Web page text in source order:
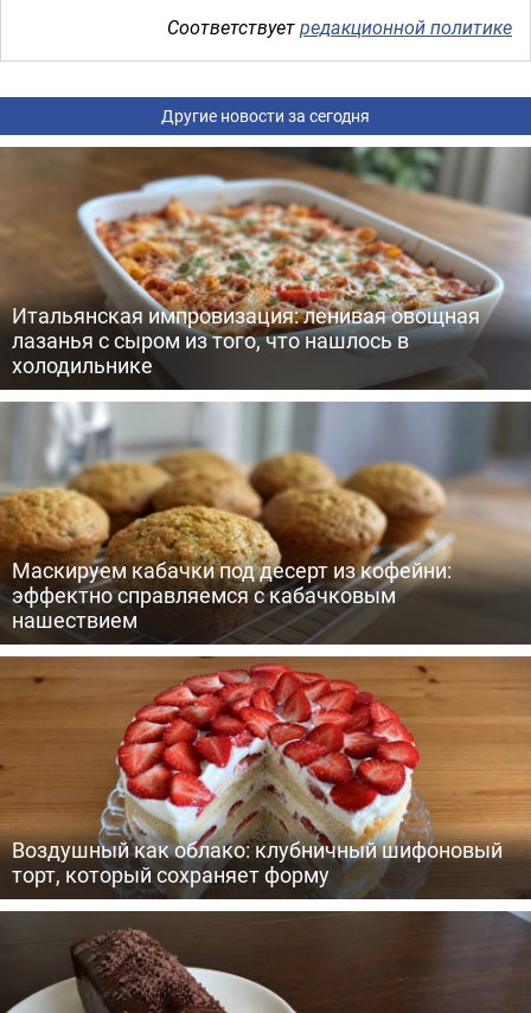
Соответствуетредакционной политике
Другие новости за сегодня
Итальянская импровизация: ленивая овощная
лазанья с сыром из того, что нашлось в
холодильнике
Маскируем кабачки под десерт из кофейни:
эффектно справляемся с кабачковым
нашествием
Воздушный как облако: клубничный шифоновый
торт, который сохраняет форму